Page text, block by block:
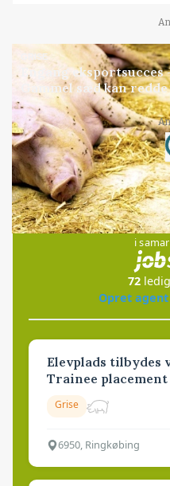
GRISE
Engang
Gammel sæd kan
i
72
Opret agent
Elevplads tilbydes
Trainee
Grise
6950, Ringkøbing